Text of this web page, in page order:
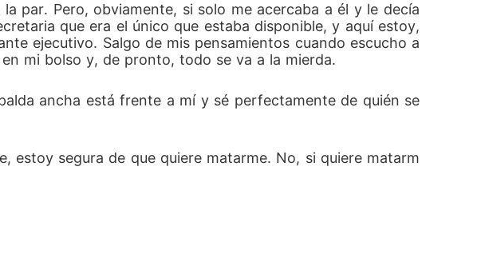
par. Pero, obviamente, si solo me acercaba a él y le decía
que era el único que estaba disponible, y aquí estoy,
ejecutivo. Salgo de mis pensamientos cuando escucho a
mi bolso y, de pronto, todo se va a la mierda.
ancha está frente a mí y sé perfectamente de quién se
estoy segura de que quiere matarme. No, si quiere matarm